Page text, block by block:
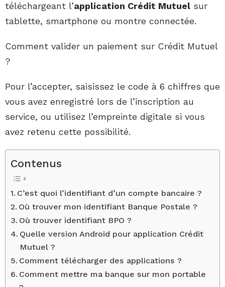
téléchargeant l’application Crédit Mutuel sur
tablette, smartphone ou montre connectée.
Comment valider un paiement sur Crédit Mutuel
?
Pour l’accepter, saisissez le code à 6 chiffres que
vous avez enregistré lors de l’inscription au
service, ou utilisez l’empreinte digitale si vous
avez retenu cette possibilité.
Contenus
C’est quoi l’identifiant d’un compte bancaire ?
Où trouver mon identifiant Banque Postale ?
Où trouver identifiant BPO ?
Quelle version Android pour application Crédit
Mutuel ?
Comment télécharger des applications ?
Comment mettre ma banque sur mon portable